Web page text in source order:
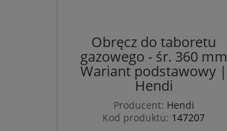
Obręcz do taboretu
gazowego - śr. 360 mm
Wariant podstawowy |
Hendi
Producent: Hendi
Kod produktu: 147207